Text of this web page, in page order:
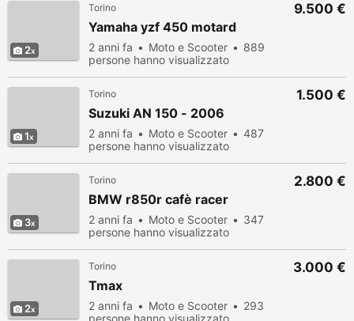
2
Torino
Yamaha yzf 450 motard
2 anni fa Moto e Scooter
889
persone hanno visualizzato
9.500 €
1
Torino
Suzuki AN 150 - 2006
2 anni fa Moto e Scooter
487
persone hanno visualizzato
1.500 €
3
Torino
BMW r850r cafè racer
2 anni fa Moto e Scooter
347
persone hanno visualizzato
2.800 €
2
Torino
Tmax
2 anni fa Moto e Scooter
293
persone hanno visualizzato
3.000 €